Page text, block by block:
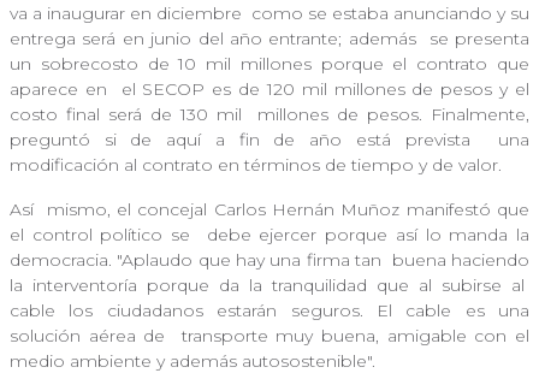
va a inaugurar en diciembre como se estaba anunciando y su
entrega será en junio del año entrante; además
se presenta
un sobrecosto de 10 mil millones porque el contrato que
aparece en
el SECOP es de 120 mil millones de pesos y el
costo final será de 130 mil
millones de pesos. Finalmente,
preguntó si de aquí a fin de año está prevista
una
modificación al contrato en términos de tiempo y de valor.
Así
mismo, el concejal Carlos Hernán Muñoz manifestó que
el control político se
debe ejercer porque así lo manda la
democracia. "Aplaudo que hay una firma tan
buena haciendo
la interventoría porque da la tranquilidad que al subirse al
cable los ciudadanos estarán seguros. El cable es una
solución aérea de
transporte muy buena, amigable con el
medio ambiente y además autosostenible".